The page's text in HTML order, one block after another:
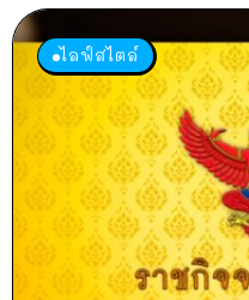
ไลฟ์สไตล์